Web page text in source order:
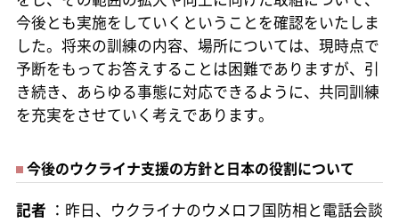
今後とも実施をしていくということを確認をいたしま
した。将来の訓練の内容、場所については、現時点で
予断をもってお答えすることは困難でありますが、引
き続き、あらゆる事態に対応できるように、共同訓練
を充実をさせていく考えであります。
今後のウクライナ支援の方針と日本の役割について
記者 ：昨日、ウクライナのウメロフ国防相と電話会談